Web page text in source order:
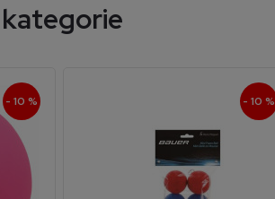
- 10 % - 10 %